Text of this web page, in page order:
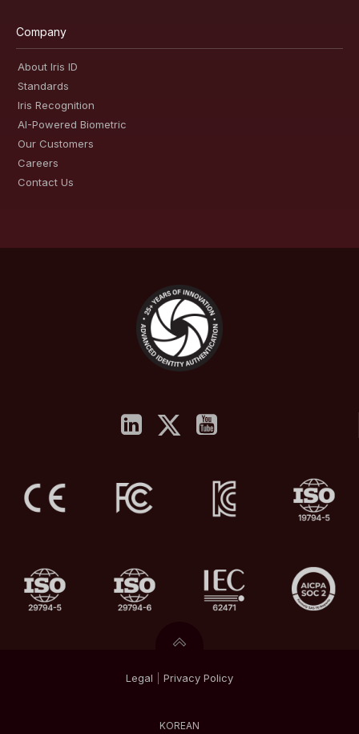
Company
About Iris ID
Standards
Iris Recognition
AI-Powered Biometric
Our Customers
Careers
Contact Us
Legal Privacy Policy
KOREAN